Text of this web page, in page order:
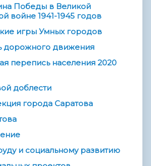
Победы в Великой
войне 1941-1945 годов
игры Умных городов
дорожного движения
перепись населения 2020
доблести
города Саратова
и социальному развитию